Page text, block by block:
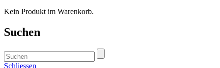
Kein Produkt im Warenkorb.
Suchen
Schliessen